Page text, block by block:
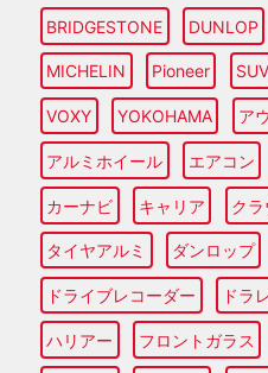
BRIDGESTONE DUNLOP
MICHELIN Pioneer SUV
VOXY YOKOHAMA ア
アルミホイール エアコン
カーナビ キャリア ク
タイヤアルミ ダンロップ
ドライブレコーダー ドラ
ハリアー フロントガラス